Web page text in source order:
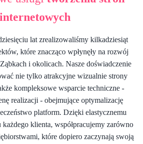
internetowych
lat zrealizowaliśmy kilkadziesiąt
które znacząco wpłynęły na rozwój
i okolicach. Nasze doświadczenie
nie tylko atrakcyjne wizualnie strony
kompleksowe wsparcie techniczne -
realizacji - obejmujące optymalizację
platform. Dzięki elastycznemu
każdego klienta, współpracujemy zarówno
które dopiero zaczynają swoją